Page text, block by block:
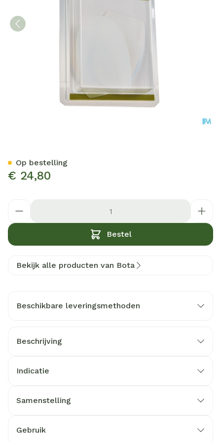
€ 24,80
Bestel
Op bestelling
Bekijk alle producten van Bota
Beschikbare leveringsmethoden
Beschrijving
Indicatie
Samenstelling
Gebruik